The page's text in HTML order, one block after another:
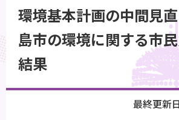
で
す
環境基本計画の中間見
島市の環境に関する市
結果
最終更新